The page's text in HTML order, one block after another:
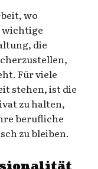
wo
die
Für viele
stehen, ist die
zu halten,
berufliche
zu bleiben.